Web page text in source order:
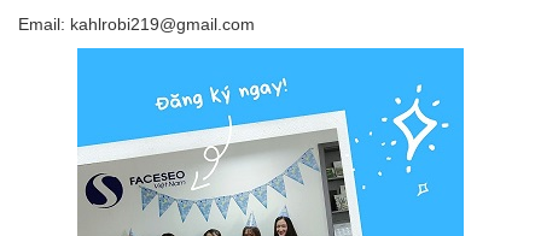
Email: kahlrobi219@gmail.com